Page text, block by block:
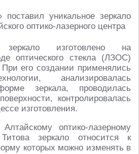
зеркало изготовлено на
оптического стекла (ЛЗОС)
его создании применялись
анализировалась
зеркала, проводилась
контролировалась
изготовления.
оптико-лазерному
зеркало относится к
которых можно изменять в